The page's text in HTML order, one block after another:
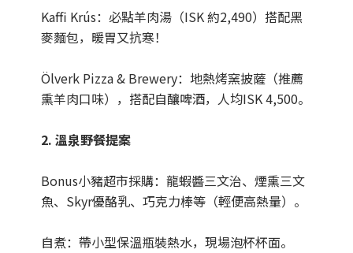
Kaffi Krús：必點羊肉湯（ISK 約2,490）搭配黑
麥麵包，暖胃又抗寒！
Ölverk Pizza & Brewery：地熱烤窯披薩（推薦
熏羊肉口味），搭配自釀啤酒，人均ISK 4,500。
2. 溫泉野餐提案
Bonus小豬超市採購：龍蝦醬三文治、煙熏三文
魚、Skyr優酪乳、巧克力棒等（輕便高熱量）。
自煮：帶小型保溫瓶裝熱水，現場泡杯杯面。